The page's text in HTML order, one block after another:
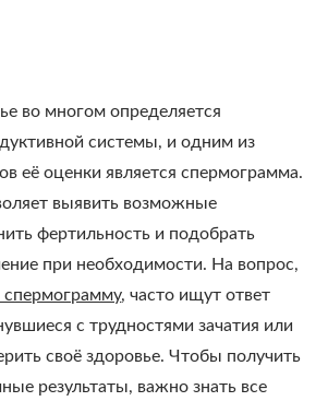
во многом определяется
системы, и одним из
её оценки является спермограмма.
выявить возможные
фертильность и подобрать
при необходимости. На вопрос,
, часто ищут ответ
с трудностями зачатия или
своё здоровье. Чтобы получить
результаты, важно знать все